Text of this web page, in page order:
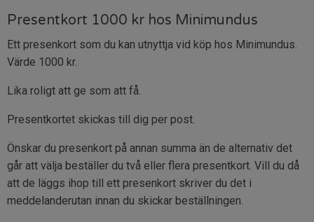
Presentkort 1000 kr hos Minimundus
Ett presenkort som du kan utnyttja vid köp hos Minimundus.
Värde 1000 kr.
Lika roligt att ge som att få.
Presentkortet skickas till dig per post.
Önskar du presenkort på annan summa än de alternativ det
går att välja beställer du två eller flera presentkort. Vill du då
att de läggs ihop till ett presenkort skriver du det i
meddelanderutan innan du skickar beställningen.